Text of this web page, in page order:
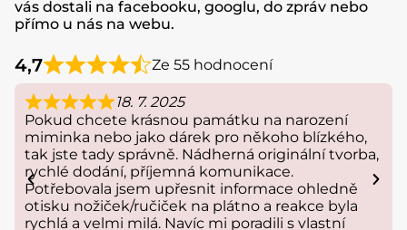
vás dostali na facebooku, googlu, do zpráv nebo
přímo u nás na webu.
4,7 Ze 55 hodnocení
18. 7. 2025
Pokud chcete krásnou památku na narození
miminka nebo jako dárek pro někoho blízkého,
tak jste tady správně. Nádherná originální tvorba,
rychlé dodání, příjemná komunikace.
Potřebovala jsem upřesnit informace ohledně
otisku nožiček/ručiček na plátno a reakce byla
rychlá a velmi milá. Navíc mi poradili s vlastní